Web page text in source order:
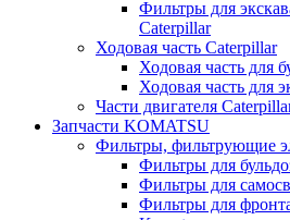
Фильтры для
Caterpillar
Ходовая часть Caterpillar
Ходовая часть для
Ходовая часть для
Части двигателя
Запчасти KOMATSU
Фильтры, фильтрующие
Фильтры для
Фильтры для
Фильтры для